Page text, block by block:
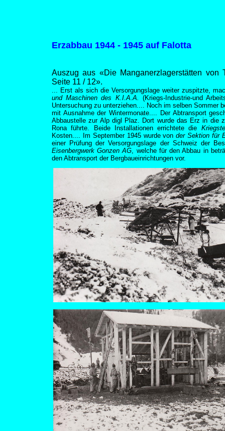
Erzabbau 1944 - 1945 auf Falotta
Auszug aus «Die Manganerzlagerstätten von
Seite 11 / 12».
... Erst als sich die Versorgungslage weiter zuspitzte,
und Maschinen des K.I.A.A. (Kriegs-Industrie-und
Untersuchung zu unterziehen.... Noch im selben Sommer
mit Ausnahme der Wintermonate.... Der Abtransport
Abbaustelle zur Alp digl Plaz. Dort wurde das Erz in die
Rona führte. Beide Installationen errichtete die
Kosten.... Im September 1945 wurde vonder Sektion für
einer Prüfung der Versorgungslage der Schweiz der
Eisenbergwerk Gonzen AG, welche für den Abbau in
den Abtransport der Bergbaueinrichtungen vor.